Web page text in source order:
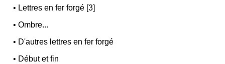
• Lettres en fer forgé [3]
•Ombre...
• D'autres lettres en fer forgé
• Début et fin